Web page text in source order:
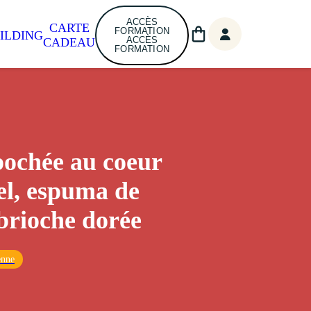
CARTE
CADEAU
ACCÈS
FORMATION
ACCÈS
FORMATION
au coeur
espuma de
dorée